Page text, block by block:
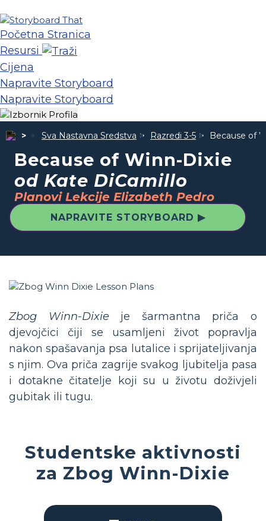
Početna Stranica
Resursi
Cijena
Napravite Storyboard
Napravite Storyboard
Sva Nastavna Sredstva Razredi 3-5 Because of
Because of Winn-Dixie
od Kate DiCamillo
Planovi Lekcije Elizabeth Pedro
NAPRAVITE STORYBOARD ▶
Zbog Winn-Dixie je šarmantna priča o
djevojčici čiji se usamljeni život popravlja
nakon spašavanja psa lutalice i sprijateljivanja
s njim. Ova priča zagrije svakog ljubitelja pasa
i dotakne čitatelje koji su u životu doživjeli
gubitak ili tugu.
Studentske aktivnosti
za Zbog Winn-Dixie